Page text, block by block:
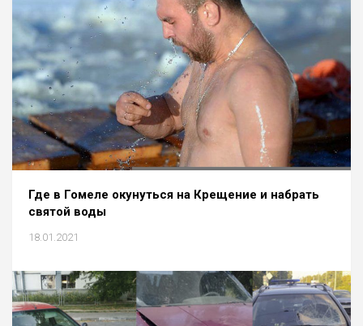
Где в Гомеле окунуться на Крещение и набрать
святой воды
18.01.2021